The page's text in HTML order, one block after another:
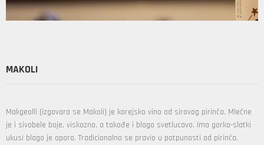
MAKOLI
Makgeolli (izgovara se Makoli) je korejsko vino od sirovog pirinča. Mlečne
je i sivobele boje, viskozno, a takođe i blago svetlucavo. Ima gorko-slatki
ukusi blago je oporo. Tradicionalno se pravio u potpunosti od pirinča.